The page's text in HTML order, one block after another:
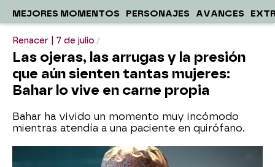
MEJORES MOMENTOS PERSONAJES AVANCES
Renacer | 7 de julio
Las ojeras, las arrugas y la presión
que aún sienten tantas mujeres:
Bahar lo vive en carne propia
Bahar ha vivido un momento muy incómodo
mientras atendía a una paciente en quirófano.